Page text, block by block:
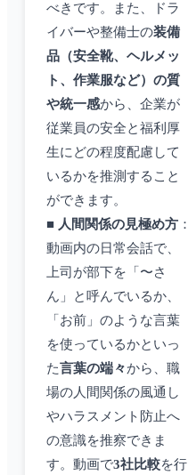
べきです。また、ドラ
イバーや整備士の装備
品（安全靴、ヘルメッ
ト、作業服など）の質
や統一感から、企業が
従業員の安全と福利厚
生にどの程度配慮して
いるかを推測すること
ができます。
■ 人間関係の見極め方 ：
動画内の日常会話で、
上司が部下を「〜さ
ん」と呼んでいるか、
「お前」のような言葉
を使っているかといっ
た言葉の端々から、職
場の人間関係の風通し
やハラスメント防止へ
の意識を推察できま
す。動画で3社比較を行